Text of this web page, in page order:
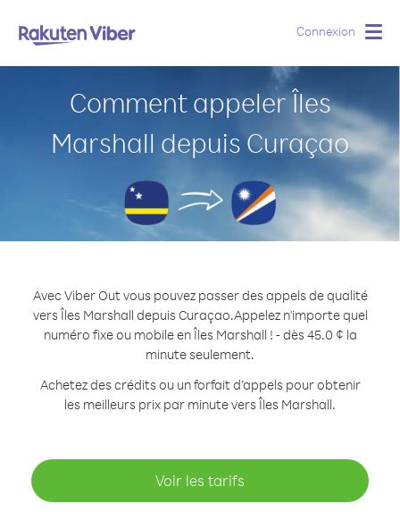
Connexion
Comment appeler Îles
Marshall depuis Curaçao
Avec Viber Out vous pouvez passer des appels de qualité
vers Îles Marshall depuis Curaçao.Appelez n'importe quel
numéro fixe ou mobile en Îles Marshall ! - dès 45.0 ¢ la
minute seulement.
Achetez des crédits ou un forfait d’appels pour obtenir
les meilleurs prix par minute vers Îles Marshall.
Voir les tarifs